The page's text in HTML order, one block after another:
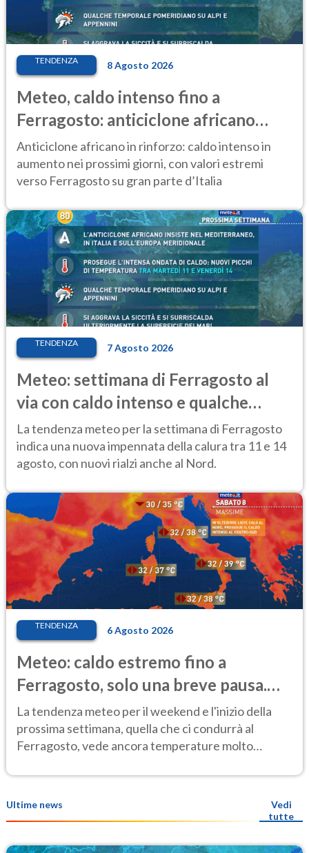
TENDENZA 8 Agosto 2026
Meteo, caldo intenso fino a
Ferragosto: anticiclone africano
ancora protagonista
Anticiclone africano in rinforzo: caldo intenso in
aumento nei prossimi giorni, con valori estremi
verso Ferragosto su gran parte d’Italia
TENDENZA 7 Agosto 2026
Meteo: settimana di Ferragosto al
via con caldo intenso e qualche
temporale
La tendenza meteo per la settimana di Ferragosto
indica una nuova impennata della calura tra 11 e 14
agosto, con nuovi rialzi anche al Nord.
TENDENZA 6 Agosto 2026
Meteo: caldo estremo fino a
Ferragosto, solo una breve pausa.
Ecco dove
La tendenza meteo per il weekend e l'inizio della
prossima settimana, quella che ci condurrà al
Ferragosto, vede ancora temperature molto
Ultime news
Vedi
tutte